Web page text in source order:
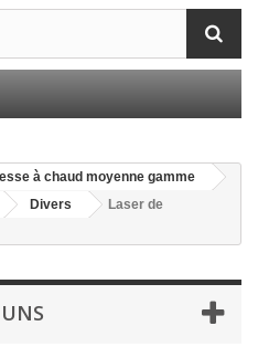
à chaud moyenne gamme
Divers
Laser de